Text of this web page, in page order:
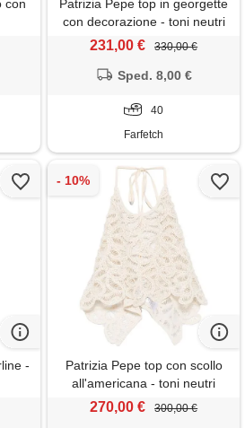
con
Patrizia Pepe top in georgette
con decorazione - toni neutri
231,00 € 330,00 €
Sped. 8,00 €
40
Farfetch
-
Patrizia Pepe top con scollo
all'americana - toni neutri
270,00 € 300,00 €